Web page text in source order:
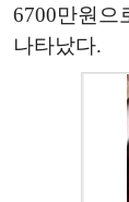
6700만원으
나타났다.